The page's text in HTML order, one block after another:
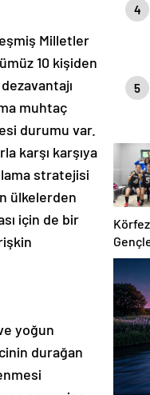
Milletler
10 kişiden
muhtaç
durumu var.
karşı karşıya
stratejisi
ülkelerden
için de bir
yoğun
durağan
4
5
Körfez